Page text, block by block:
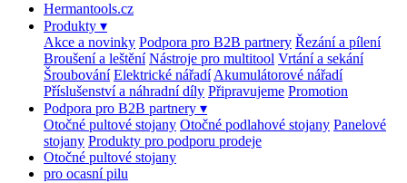
Hermantools.cz
Produkty ▾
Akce a novinky Podpora pro B2B partnery Řezání a pílení
Broušení a leštění Nástroje pro multitool Vrtání a sekání
Šroubování Elektrické nářadí Akumulátorové nářadí
Příslušenství a náhradní díly Připravujeme Promotion
Podpora pro B2B partnery ▾
Otočné pultové stojany Otočné podlahové stojany Panelové
stojany Produkty pro podporu prodeje
Otočné pultové stojany
pro ocasní pilu